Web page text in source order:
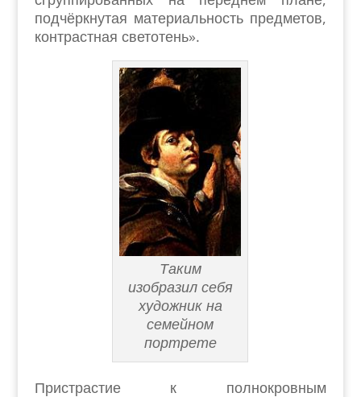
подчёркнутая материальность предметов,
контрастная светотень».
Таким
изобразил себя
художник на
семейном
портрете
Пристрастие к полнокровным